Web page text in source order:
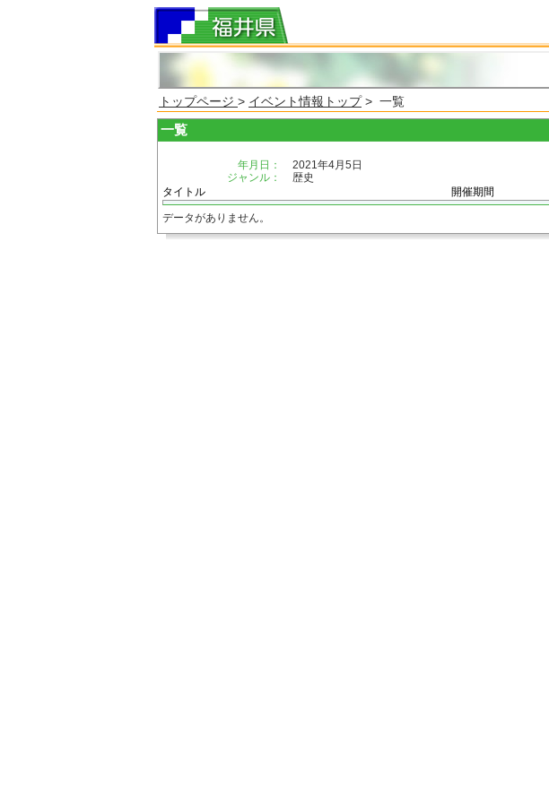
トップページ > イベント情報トップ> 一覧
一覧
年月日：
2021年4月5日
ジャンル：
歴史
タイトル
開催期間
データがありません。